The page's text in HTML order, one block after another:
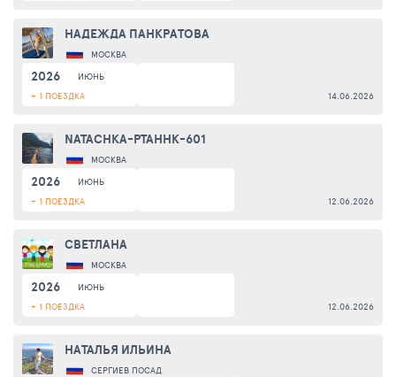
НАДЕЖДА ПАНКРАТОВА
МОСКВА
2026
ИЮНЬ
+ 1 ПОЕЗДКА
14.06.2026
NATACHKA-PTAHHK-601
МОСКВА
2026
ИЮНЬ
+ 1 ПОЕЗДКА
12.06.2026
СВЕТЛАНА
МОСКВА
2026
ИЮНЬ
+ 1 ПОЕЗДКА
12.06.2026
НАТАЛЬЯ ИЛЬИНА
СЕРГИЕВ ПОСАД